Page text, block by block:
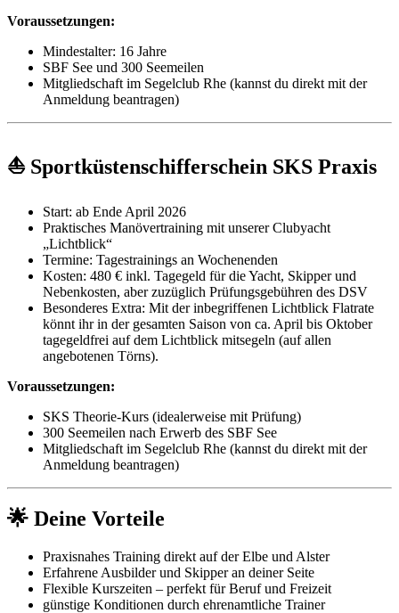
Voraussetzungen:
Mindestalter: 16 Jahre
SBF See und 300 Seemeilen
Mitgliedschaft im Segelclub Rhe (kannst du direkt mit der
Anmeldung beantragen)
⛵ Sportküstenschifferschein SKS Praxis
Start: ab Ende April 2026
Praktisches Manövertraining mit unserer Clubyacht
„Lichtblick“
Termine: Tagestrainings an Wochenenden
Kosten: 480 € inkl. Tagegeld für die Yacht, Skipper und
Nebenkosten, aber zuzüglich Prüfungsgebühren des DSV
Besonderes Extra: Mit der inbegriffenen Lichtblick Flatrate
könnt ihr in der gesamten Saison von ca. April bis Oktober
tagegeldfrei auf dem Lichtblick mitsegeln (auf allen
angebotenen Törns).
Voraussetzungen:
SKS Theorie-Kurs (idealerweise mit Prüfung)
300 Seemeilen nach Erwerb des SBF See
Mitgliedschaft im Segelclub Rhe (kannst du direkt mit der
Anmeldung beantragen)
🌟 Deine Vorteile
Praxisnahes Training direkt auf der Elbe und Alster
Erfahrene Ausbilder und Skipper an deiner Seite
Flexible Kurszeiten – perfekt für Beruf und Freizeit
günstige Konditionen durch ehrenamtliche Trainer